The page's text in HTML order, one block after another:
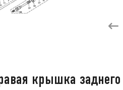
крышка заднего